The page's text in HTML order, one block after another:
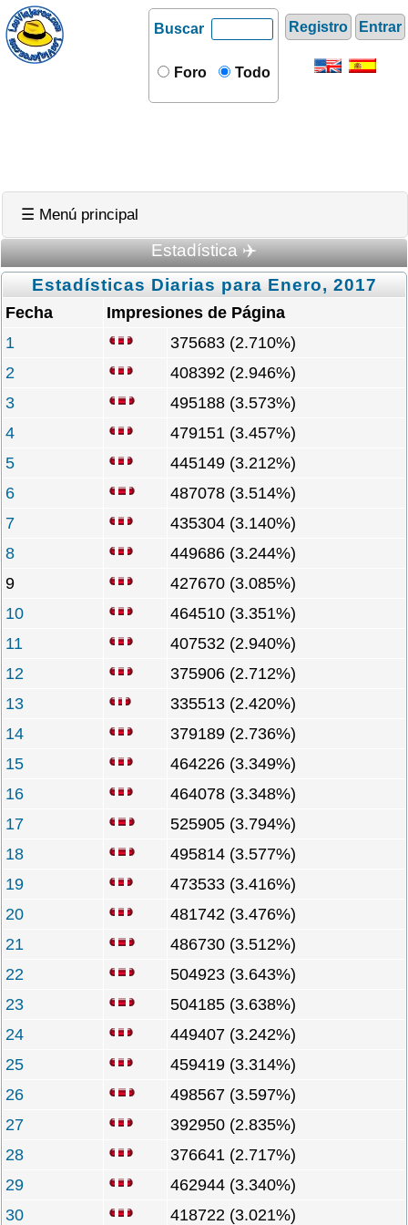
Registro Entrar
Buscar
Foro Todo
☰ Menú principal
Estadística ✈️
Estadísticas Diarias para Enero, 2017
Fecha
Impresiones de Página
1
375683 (2.710%)
2
408392 (2.946%)
3
495188 (3.573%)
4
479151 (3.457%)
5
445149 (3.212%)
6
487078 (3.514%)
7
435304 (3.140%)
8
449686 (3.244%)
9
427670 (3.085%)
10
464510 (3.351%)
11
407532 (2.940%)
12
375906 (2.712%)
13
335513 (2.420%)
14
379189 (2.736%)
15
464226 (3.349%)
16
464078 (3.348%)
17
525905 (3.794%)
18
495814 (3.577%)
19
473533 (3.416%)
20
481742 (3.476%)
21
486730 (3.512%)
22
504923 (3.643%)
23
504185 (3.638%)
24
449407 (3.242%)
25
459419 (3.314%)
26
498567 (3.597%)
27
392950 (2.835%)
28
376641 (2.717%)
29
462944 (3.340%)
30
418722 (3.021%)